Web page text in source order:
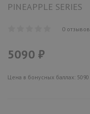
PINEAPPLE SERIES
0 отзывов
5090 ₽
Цена в бонусных баллах: 5090